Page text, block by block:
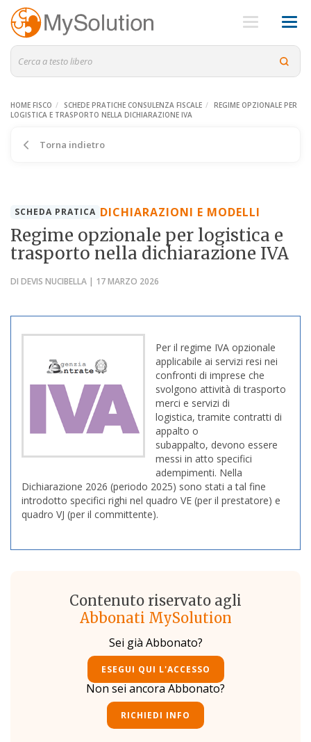
HOME FISCO SCHEDE PRATICHE CONSULENZA FISCALE
REGIME OPZIONALE PER
LOGISTICA E TRASPORTO NELLA DICHIARAZIONE IVA
Torna indietro
SCHEDA PRATICA DICHIARAZIONI E MODELLI
Regime opzionale per logistica e
trasporto nella dichiarazione IVA
DI DEVIS NUCIBELLA | 17 MARZO 2026
Per il regime IVA opzionale
applicabile ai servizi resi nei
confronti di imprese che
svolgono attività di trasporto
merci e servizi di
logistica, tramite contratti di
appalto o
subappalto, devono essere
messi in atto specifici
adempimenti. Nella
Dichiarazione 2026 (periodo 2025) sono stati a tal fine
introdotto specifici righi nel quadro VE (per il prestatore) e
quadro VJ (per il committente).
Contenuto riservato agli
Abbonati MySolution
Sei già Abbonato?
ESEGUI QUI L'ACCESSO
Non sei ancora Abbonato?
RICHIEDI INFO